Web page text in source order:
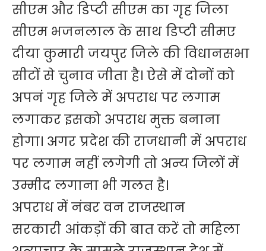
सीएम और डिप्टी सीएम का गृह जिला
सीएम भजनलाल के साथ डिप्टी सीमए
दीया कुमारी जयपुर जिले की विधानसभा
सीटों से चुनाव जीता है। ऐसे में दोनों को
अपनं गृह जिले में अपराध पर लगाम
लगाकर इसको अपराध मुक्त बनाना
होगा। अगर प्रदेश की राजधानी में अपराध
पर लगाम नहीं लगेगी तो अन्य जिलों में
उम्मीद लगाना भी गलत है।
अपराध में नंबर वन राजस्थान
सरकारी आंकड़ों की बात करें तो महिला